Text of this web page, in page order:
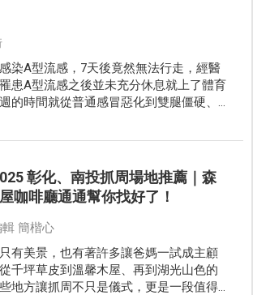
染A型流感，7天後竟然無法行走，經醫
患A型流感之後並未充分休息就上了體育
的時間就從普通感冒惡化到雙腿僵硬、
彰化、南投抓周場地推薦｜森
咖啡廳通通幫你找好了！
簡楷心
有美景，也有著許多讓爸媽一試成主顧
千坪草皮到溫馨木屋、再到湖光山色的
地方讓抓周不只是儀式，更是一段值得